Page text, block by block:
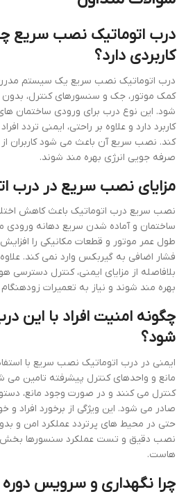
درب اتوماتیک نصب سریع
کاربردی دارد؟
درب اتوماتیک نصب سریع یک سیستم
کمک موتور، جک و سنسورهای کنترل،
شود. این نوع درب برای ورودی ساختمان
کاربرد دارد و علاوه بر راحتی، ایمنی تردد
کند. نصب سریع آن باعث می شود کاربران از
صرفه جویی انرژی بهره مند شوند.
مزایای نصب سریع در درب
نصب سریع درب اتوماتیک باعث کاهش
ساختمان و آماده شدن سریع دهانه ورودی
طول عمر موتور و قطعات مکانیکی را
فشار اضافی به گیربکس وارد نمی کند. علاوه
بلافاصله از مزایای ایمنی، کنترل
بهره مند شوند و نیاز به تعمیرات
چگونه امنیت افراد با این
شود؟
ایمنی در درب اتوماتیک نصب سریع با
مانع و واحدهای کنترل پیشرفته تامین
کنترل می کنند و در صورت وجود مانع،
صادر می شود. این ویژگی از برخورد افراد و
حتی در محیط های پرتردد عملکرد امن و
نصب دقیق و تست عملکرد سنسورها بخش
هاست.
چرا نگهداری و سرویس